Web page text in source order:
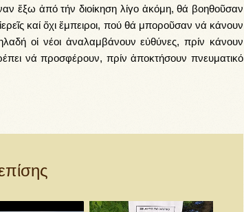
ἔξω ἀπό τήν διοίκηση λίγο ἀκόμη, θά βοηθοῦσαν
καί ὄχι ἔμπειροι, πού θά μποροῦσαν νά κάνουν
οἱ νέοι ἀναλαμβάνουν εὐθύνες, πρίν κάνουν
νά προσφέρουν, πρίν ἀποκτήσουν πνευματικό